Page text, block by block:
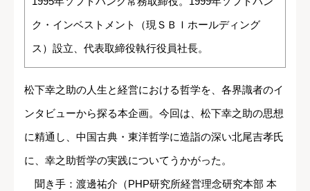
ク・インベストメント（現ＳＢＩホールディング
ス）設立、代表取締役執行役員社長。
松下幸之助の人生と経営における哲学を、各界識者のイ
ンタビューから探る本企画。今回は、松下幸之助の思想
に精通し、中国古典・東洋哲学に造詣の深い北尾吉孝氏
に、幸之助哲学の実践についてうかがった。
聞き手：渡邊祐介（PHP研究所経営理念研究本部 本